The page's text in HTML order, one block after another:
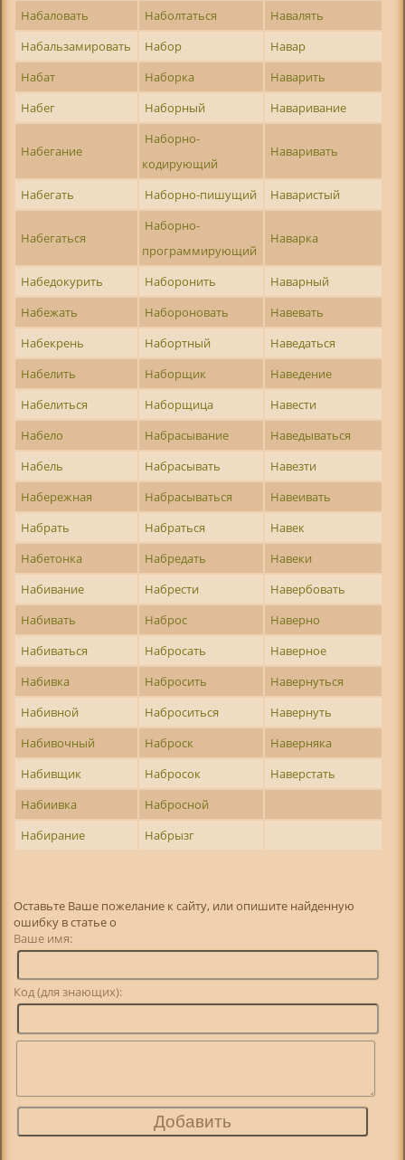
Набаловать
Наболтаться
Навалять
Набальзамировать
Набор
Навар
Набат
Наборка
Наварить
Набег
Наборный Наваривание
Набегание
Наборно-
кодирующий
Наваривать
Набегать Наборно-пишущий Наваристый
Набегаться
Наборно-
программирующий
Наварка
Набедокурить Наборонить
Наварный
Набежать
Набороновать
Навевать
Набекрень
Набортный
Наведаться
Набелить
Наборщик
Наведение
Набелиться
Наборщица
Навести
Набело
Набрасывание
Наведываться
Набель
Набрасывать
Навезти
Набережная
Набрасываться
Навеивать
Набрать
Набраться
Навек
Набетонка
Набредать
Навеки
Набивание
Набрести
Навербовать
Набивать
Наброс
Наверно
Набиваться
Набросать
Наверное
Набивка
Набросить
Навернуться
Набивной
Наброситься
Навернуть
Набивочный
Наброск
Наверняка
Набивщик
Набросок
Наверстать
Набиивка
Набросной
Набирание
Набрызг
Оставьте Ваше пожелание к сайту, или опишите найденную
ошибку в статье о
Ваше имя:
Код (для знающих):